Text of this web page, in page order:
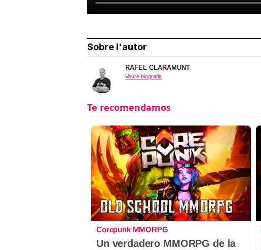
Sobre l'autor
RAFEL CLARAMUNT
Veure biografia
Corepunk MMORPG
Un verdadero MMORPG de la